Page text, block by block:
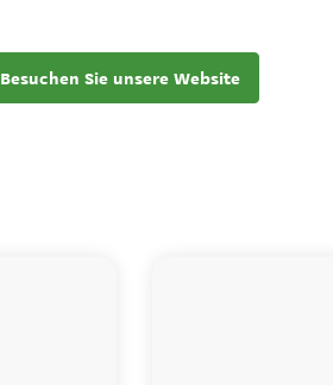
Besuchen Sie unsere Website